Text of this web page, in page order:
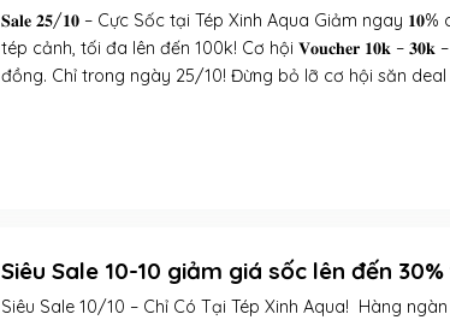
𝐒𝐚𝐥𝐞 𝟐𝟓/𝟏𝟎 – Cực Sốc tại Tép Xinh Aqua Giảm ngay
tép cảnh, tối đa lên đến 100k! Cơ hội 𝐕𝐨𝐮𝐜𝐡𝐞𝐫 𝟏𝟎𝐤 – 𝟑𝟎𝐤
đồng. Chỉ trong ngày 25/10! Đừng bỏ lỡ cơ hội săn deal
Siêu Sale 10-10 giảm giá sốc lên đến
Siêu Sale 10/10 – Chỉ Có Tại Tép Xinh Aqua! Hàng